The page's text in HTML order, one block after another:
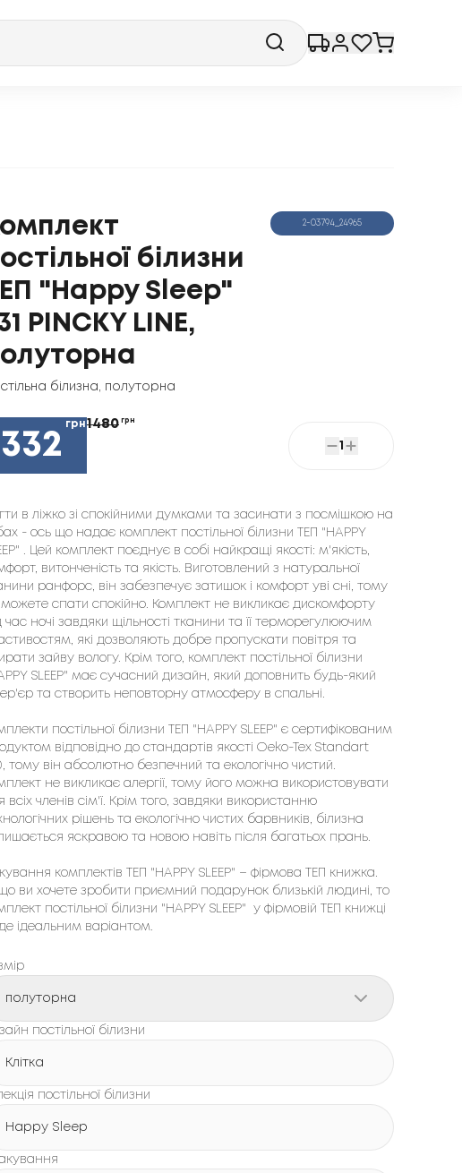
білизни
"Happy Sleep"
PINCKY LINE,
білизна полуторна
2-03794_24965
грн1480 грн
1
в ліжко зі спокійними думками та засинати з посмішкою на
- ось що надає комплект постільної білизни ТЕП "HAPPY
. Цей комплект поєднує в собі найкращі якості: м'якість,
витонченість та якість. Виготовлений з натуральної
ранфорс, він забезпечує затишок і комфорт уві сні, тому
можете спати спокійно. Комплект не викликає дискомфорту
час ночі завдяки щільності тканини та її терморегулюючим
які дозволяють добре пропускати повітря та
зайву вологу. Крім того, комплект постільної білизни
SLEEP" має сучасний дизайн, який доповнить будь-який
та створить неповторну атмосферу в спальні.
постільної білизни ТЕП "HAPPY SLEEP" є сертифікованим
відповідно до стандартів якості Oeko-Tex Standart
тому він абсолютно безпечний та екологічно чистий.
не викликає алергії, тому його можна використовувати
всіх членів сім'ї. Крім того, завдяки використанню
рішень та екологічно чистих барвників, білизна
яскравою та новою навіть після багатьох прань.
комплектів ТЕП "HAPPY SLEEP" – фірмовa ТЕП книжка.
ви хочете зробити приємний подарунок близькій людині, то
постільної білизни "HAPPY SLEEP"  у фірмовій ТЕП книжці
ідеальним варіантом.
полуторна
постільної білизни
Клітка
постільної білизни
Happy Sleep